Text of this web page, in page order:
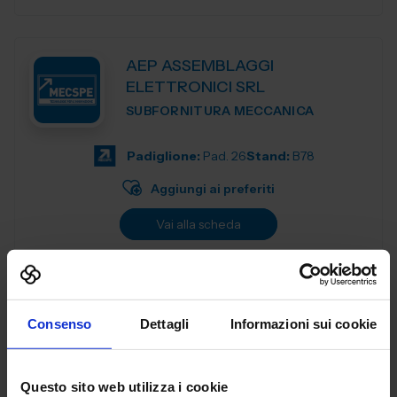
Consenso Dettagli Informazioni sui cookie
Questo sito web utilizza i cookie
AEP ASSEMBLAGGI
ELETTRONICI SRL
SUBFORNITURA MECCANICA
Padiglione: Pad. 26Stand: B78
Aggiungi ai preferiti
Vai alla scheda
AERRELAB SRL
TRATTAMENTI E FINITURE